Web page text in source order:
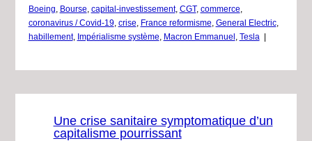
Boeing
Bourse capital-investissement, CGT, commerce
coronavirus / Covid-19, crise France reformisme General Electric,
habillement, Impérialisme système Macron Emmanuel Tesla
Une crise sanitaire symptomatique d’un
capitalisme pourrissant